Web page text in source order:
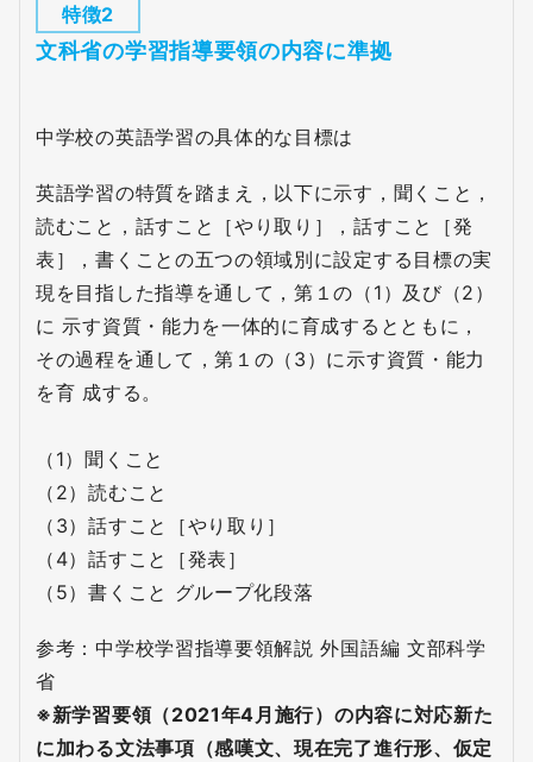
特徴2
文科省の学習指導要領の内容に準拠
中学校の英語学習の具体的な目標は
英語学習の特質を踏まえ，以下に示す，聞くこと，
読むこと，話すこと［やり取り］，話すこと［発
表］，書くことの五つの領域別に設定する目標の実
現を目指した指導を通して，第１の（1）及び（2）
に 示す資質・能力を一体的に育成するとともに，
その過程を通して，第１の（3）に示す資質・能力
を育 成する。
（1）聞くこと
（2）読むこと
（3）話すこと［やり取り］
（4）話すこと［発表］
（5）書くこと グループ化段落
参考：中学校学習指導要領解説 外国語編 文部科学
省
※新学習要領（2021年4月施行）の内容に対応新た
に加わる文法事項（感嘆文、現在完了進行形、仮定